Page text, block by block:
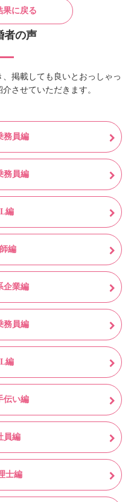
果に戻る
者の声
掲載しても良いとおっしゃっ
させていただきます。
務員編
務員編
編
編
企業編
務員編
編
伝い編
員編
士編